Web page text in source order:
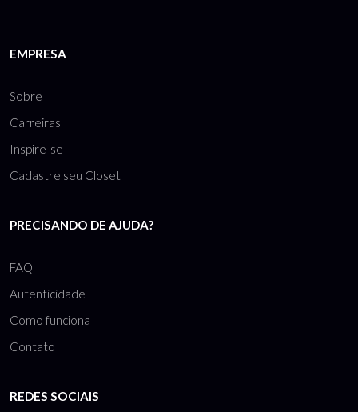
EMPRESA
Sobre
Carreiras
Inspire-se
Cadastre seu Closet
PRECISANDO DE AJUDA?
FAQ
Autenticidade
Como funciona
Contato
REDES SOCIAIS